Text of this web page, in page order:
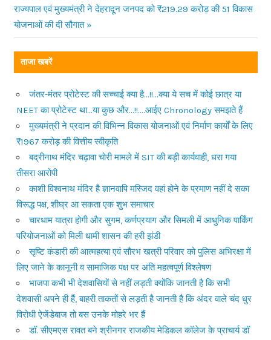
navigation
Next
Post:
राज्यपाल एवं मुख्यमंत्री ने देहरादून जनपद को ₹219.29 करोड़ की 51 विकास
योजनाओं की दी सौगात
ताजा खबरें
जंतर-मंतर प्रोटेस्ट की सच्चाई क्या है…!!…क्या ये सच में कोई छात्र या
NEET का प्रोटेस्ट था…या कुछ और…!!….आईए Chronology समझते हैं
मुख्यमंत्री ने प्रदान की विभिन्न विकास योजनाओं एवं निर्माण कार्यों के लिए
₹1967 करोड़ की वित्तीय स्वीकृति
बद्रीनाथ मंदिर चढ़ावा चोरी मामले में SIT की बड़ी कार्यवाही, धरा गया
तीसरा आरोपी
काशी विश्वनाथ मंदिर है ज्ञानवापि मस्जिद वहां होने के प्रमाण नहीं दे सका
विरूद्ध पक्ष, शीघ्र आ सकता एक शुभ समाचार
चारधाम यात्रा होगी और सुगम, कर्णप्रयाग और सिमली में आधुनिक पार्किंग
परियोजनाओं को मिली धामी शासन की हरी झंडी
सृष्टि कंडारी की आत्महत्या एवं सौरभ खत्री परिवार को पुलिस अभिरक्षा में
लिए जाने के कानूनी व सामाजिक पक्ष पर अति महत्वपूर्ण विश्लेषण
भाजपा कभी भी देशवासियों से नहीं लड़ती क्योंकि जानती है कि सभी
देशवासी अपने ही हैं, बाहरी ताकतों से लड़ती है जानती है कि अंदर वाले चंद धुर
विरोधी ऐजेंडेबाज तो बस उनके मोहरे भर हैं
डॉ. सीएमएस रावत बने श्रीनगर राजकीय मेडिकल कॉलेज के प्राचार्य डॉ